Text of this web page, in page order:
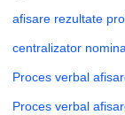
afisare rezultate
centralizator
Proces verbal
Proces verbal